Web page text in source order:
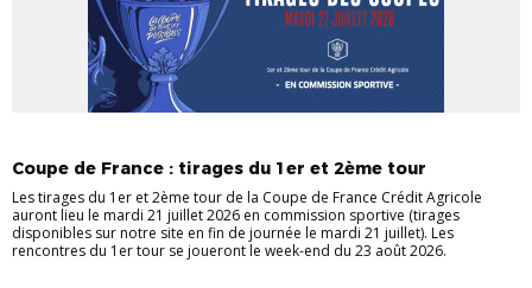
Coupe de France : tirages du 1er et 2ème tour
Les tirages du 1er et 2ème tour de la Coupe de France Crédit Agricole
auront lieu le mardi 21 juillet 2026 en commission sportive (tirages
disponibles sur notre site en fin de journée le mardi 21 juillet). Les
rencontres du 1er tour se joueront le week-end du 23 août 2026.